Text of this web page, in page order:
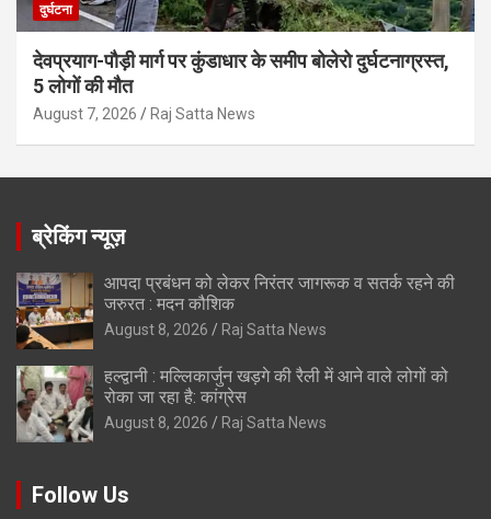
दुर्घटना
देवप्रयाग-पौड़ी मार्ग पर कुंडाधार के समीप बोलेरो दुर्घटनाग्रस्त,
5 लोगों की मौत
August 7, 2026 Raj Satta News
ब्रेकिंग न्यूज़
आपदा प्रबंधन को लेकर निरंतर जागरूक व सतर्क रहने की
जरुरत : मदन कौशिक
August 8, 2026 Raj Satta News
हल्द्वानी : मल्लिकार्जुन खड़गे की रैली में आने वाले लोगों को
रोका जा रहा है: कांग्रेस
August 8, 2026 Raj Satta News
Follow Us